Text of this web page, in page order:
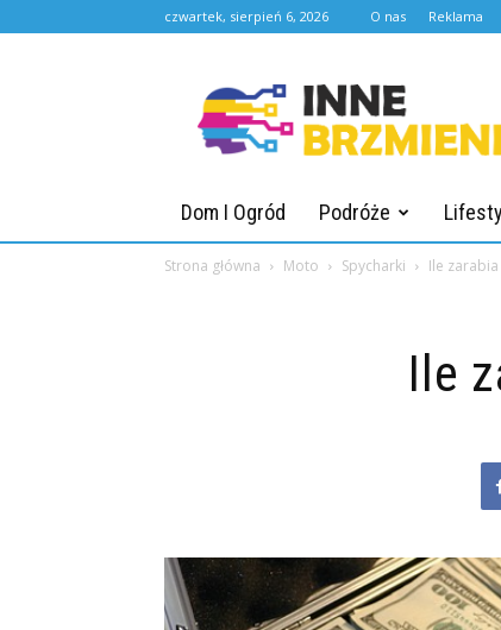
czwartek, sierpień 6, 2026 O nas Reklama
Dom I Ogród Podróże
Strona główna Moto Spycharki Ile
Ile